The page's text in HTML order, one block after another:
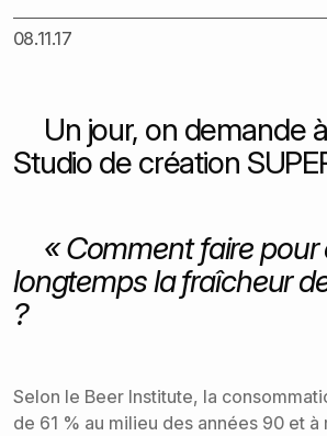
08.11.17
Un jour, on demande
Studio de création
« Comment faire pour
longtemps la fraîcheur
?
Selon le Beer Institute, la
de 61 % au milieu des années 90 et à